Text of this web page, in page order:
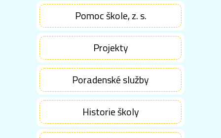
Pomoc škole, z. s.
Projekty
Poradenské služby
Historie školy